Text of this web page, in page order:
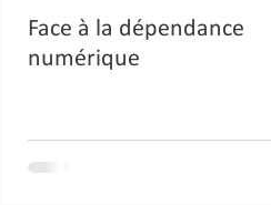
Face à la dépendance
numérique